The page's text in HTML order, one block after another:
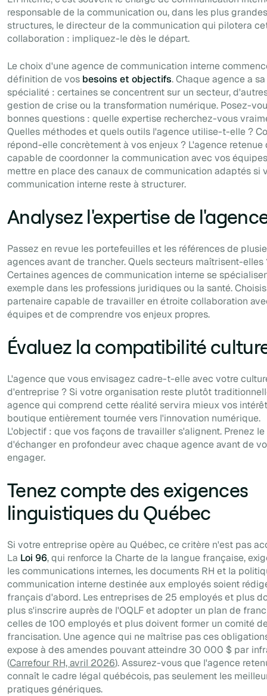
responsable de la communication ou, dans les plus grandes
structures, le directeur de la communication qui pilotera
collaboration : impliquez-le dès le départ.
Le choix d'une agence de communication interne
définition de vos besoins et objectifs. Chaque agence a sa
spécialité : certaines se concentrent sur un secteur,
gestion de crise ou la transformation numérique. Posez-
bonnes questions : quelle expertise recherchez-vous
Quelles méthodes et quels outils l'agence utilise-t-elle ?
répond-elle concrètement à vos enjeux ? L'agence retenue
capable de coordonner la communication avec vos
mettre en place des canaux de communication adaptés si
communication interne reste à structurer.
Analysez l'expertise de
Passez en revue les portefeuilles et les références de
agences avant de trancher. Quels secteurs maîtrisent-elles
Certaines agences de communication interne se
exemple dans les professions juridiques ou la santé.
partenaire capable de travailler en étroite collaboration
équipes et de comprendre vos enjeux propres.
Évaluez la compatibilité
L'agence que vous envisagez cadre-t-elle avec votre
d'entreprise ? Si votre organisation reste plutôt
agence qui comprend cette réalité servira mieux vos
boutique entièrement tournée vers l'innovation numérique.
L'objectif : que vos façons de travailler s'alignent. Prenez
d'échanger en profondeur avec chaque agence avant de
engager.
Tenez compte des exigences
linguistiques du Québec
Si votre entreprise opère au Québec, ce critère n'est pas
La Loi 96, qui renforce la Charte de la langue française,
les communications internes, les documents RH et la
communication interne destinée aux employés soient
français d'abord. Les entreprises de 25 employés et plus
plus s'inscrire auprès de l'OQLF et adopter un plan de
celles de 100 employés et plus doivent former un comité
francisation. Une agence qui ne maîtrise pas ces
expose à des amendes pouvant atteindre 30 000 $ par
(Carrefour RH, avril 2026). Assurez-vous que l'agence
connaît le cadre légal québécois, pas seulement les
pratiques génériques.